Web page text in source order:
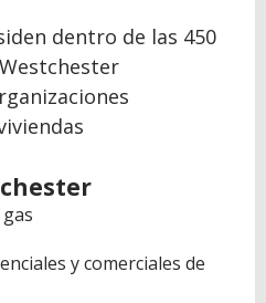
dentro de las 450
y comerciales de